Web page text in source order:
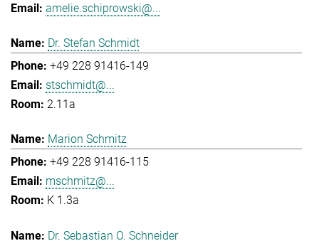
amelie.schiprowski@...
Dr. Stefan Schmidt
+49 228 91416-149
stschmidt@...
2.11a
Marion Schmitz
+49 228 91416-115
mschmitz@...
K 1.3a
Dr. Sebastian O. Schneider